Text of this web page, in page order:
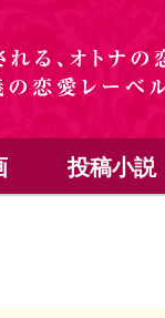
投稿小説